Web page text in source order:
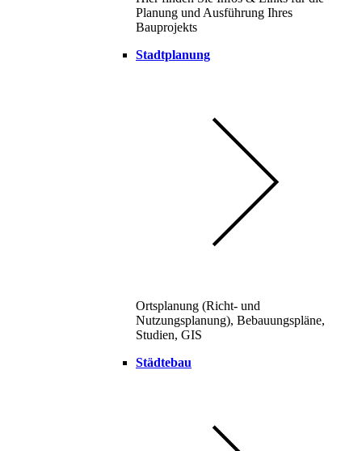
Planung und Ausführung Ihres
Bauprojekts
Stadtplanung
Ortsplanung (Richt- und
Nutzungsplanung), Bebauungspläne,
Studien, GIS
Städtebau